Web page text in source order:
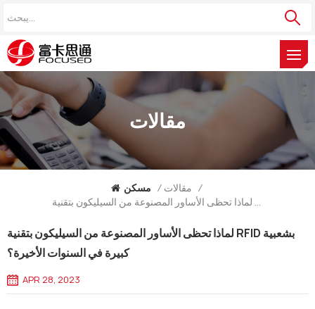
مقالات
مسكن / مقالات /
لماذا تحظى الأساور المصنوعة من السيليكون بتقنية RFID بشعبية كبيرة في السنوات الأخيرة؟
لماذا تحظى الأساور المصنوعة من السيليكون بتقنية RFID بشعبية
كبيرة في السنوات الأخيرة؟
APR 28, 2023